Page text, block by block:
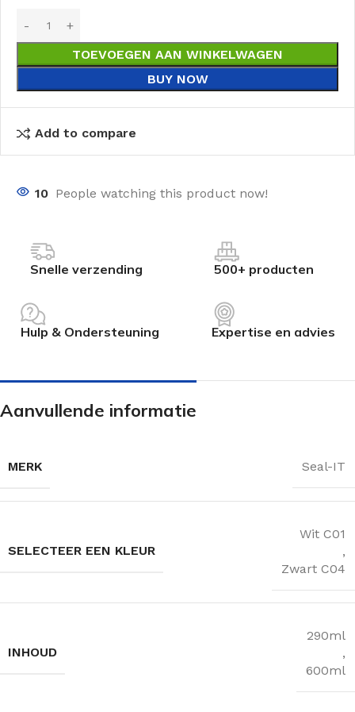
TOEVOEGEN AAN WINKELWAGEN
BUY NOW
Add to compare
10 People watching this product now!
Snelle verzending 500+ producten
Hulp & Ondersteuning Expertise en advies
Aanvullende informatie
MERK Seal-IT
SELECTEER EEN KLEUR
Wit C01
,
Zwart C04
INHOUD
290ml
,
600ml